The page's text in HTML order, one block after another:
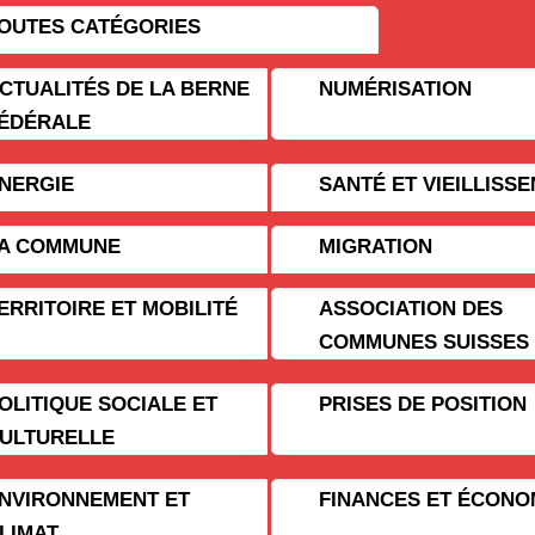
CATÉGORIES
DE LA BERNE
NUMÉRISATION
SANTÉ ET
COMMUNE MIGRATION
ET MOBILITÉ
ASSOCIATION DES
COMMUNES SUISSES
SOCIALE ET
PRISES DE POSITION
ET
FINANCES ET